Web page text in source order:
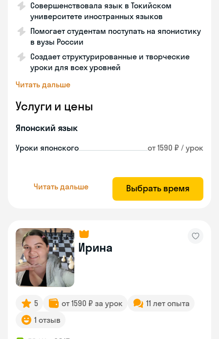
Совершенствовала язык в Токийском
университете иностранных языков
Помогает студентам поступать на японистику
в вузы России
Создает структурированные и творческие
уроки для всех уровней
Читать дальше
Услуги и цены
Японский язык
Уроки японского от 1590 ₽ / урок
Читать дальше Выбрать время
Ирина
5 от 1590 ₽ за урок
11 лет опыта
1 отзыв